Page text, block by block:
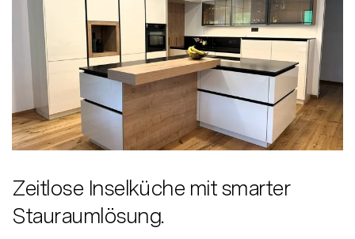
Zeitlose Inselküche mit smarter
Stauraumlösung.